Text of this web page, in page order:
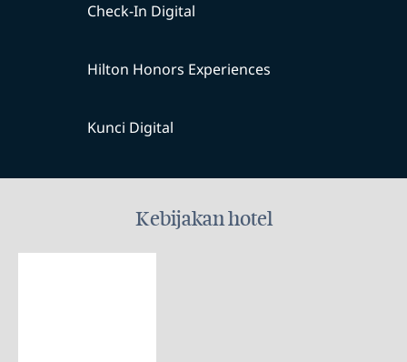
Check-In Digital
Hilton Honors Experiences
Kunci Digital
Kebijakan hotel